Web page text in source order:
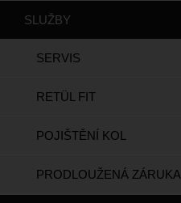
SLUŽBY
SERVIS
RETÜL FIT
POJIŠTĚNÍ KOL
PRODLOUŽENÁ ZÁRUKA